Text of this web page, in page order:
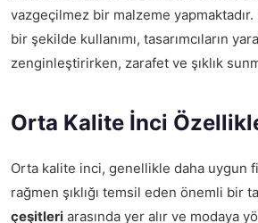
vazgeçilmez bir malzeme
bir şekilde kullanımı, tasarımcıların
zenginleştirirken, zarafet ve şıklık
Orta Kalite İnci
Orta kalite inci, genellikle daha uygun
rağmen şıklığı temsil eden önemli bir
çeşitleri arasında yer alır ve modaya